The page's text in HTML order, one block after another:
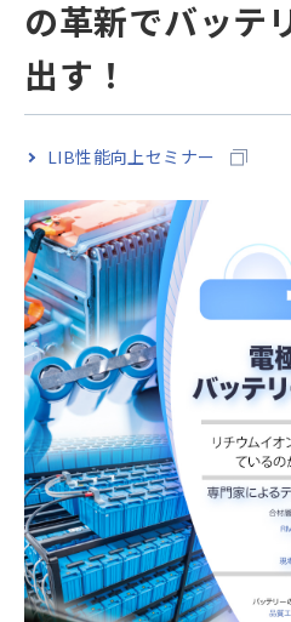
の革新でバッテ
出す！
LIB性能向上セミナー